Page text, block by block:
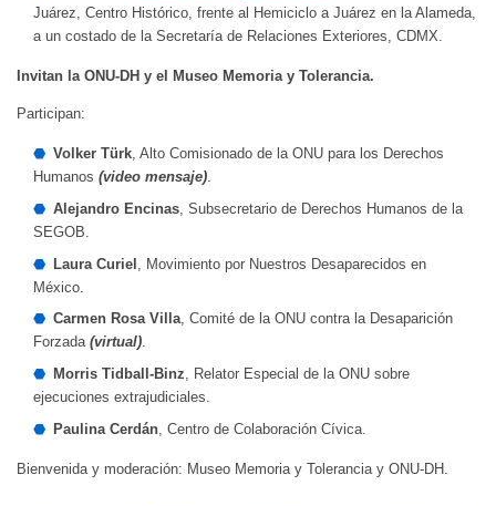
Juárez, Centro Histórico, frente al Hemiciclo a Juárez en la Alameda,
a un costado de la Secretaría de Relaciones Exteriores, CDMX.
Invitan la ONU-DH y el Museo Memoria y Tolerancia.
Participan:
Volker Türk, Alto Comisionado de la ONU para los Derechos
Humanos (video mensaje)
Alejandro Encinas, Subsecretario de Derechos Humanos de la
SEGOB.
Laura Curiel , Movimiento por Nuestros Desaparecidos en
México.
Carmen Rosa Villa, Comité de la ONU contra la Desaparición
Forzada (virtual).
Morris Tidball-Binz, Relator Especial de la ONU sobre
ejecuciones extrajudiciales.
Paulina Cerdán, Centro de Colaboración Cívica.
Bienvenida y moderación: Museo Memoria y Tolerancia y ONU-DH.